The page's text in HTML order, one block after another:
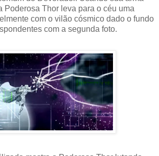
Poderosa Thor leva para o céu uma
com o vilão cósmico dado o fundo
com a segunda foto.